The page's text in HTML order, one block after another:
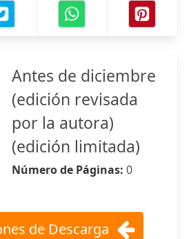
Antes de diciembre
(edición revisada
por la autora)
(edición limitada)
Número de Páginas: 0
de Descarga